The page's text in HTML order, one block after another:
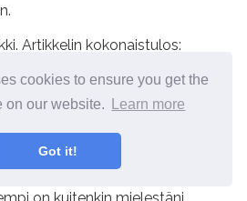
cookies to ensure you get the
on our website.
Learn more
Got it!
Artikkelin kokonaistulos:
tilan asemaa Windows
ei selvää tarvetta varten. Jos
n, ehkä olet kiinnostunut ja
kuinka Windows
hen. Tässä tapauksessa